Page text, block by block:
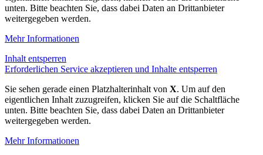
unten. Bitte beachten Sie, dass dabei Daten an Drittanbieter
weitergegeben werden.
Mehr Informationen
Inhalt entsperren
Erforderlichen Service akzeptieren und Inhalte entsperren
Sie sehen gerade einen Platzhalterinhalt von X. Um auf den
eigentlichen Inhalt zuzugreifen, klicken Sie auf die Schaltfläche
unten. Bitte beachten Sie, dass dabei Daten an Drittanbieter
weitergegeben werden.
Mehr Informationen